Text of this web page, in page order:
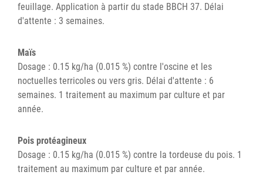
feuillage. Application à partir du stade BBCH 37. Délai
d'attente : 3 semaines.
Maïs
Dosage : 0.15 kg/ha (0.015 %) contre l'oscine et les
noctuelles terricoles ou vers gris. Délai d'attente : 6
semaines. 1 traitement au maximum par culture et par
année.
Pois protéagineux
Dosage : 0.15 kg/ha (0.015 %) contre la tordeuse du pois. 1
traitement au maximum par culture et par année.